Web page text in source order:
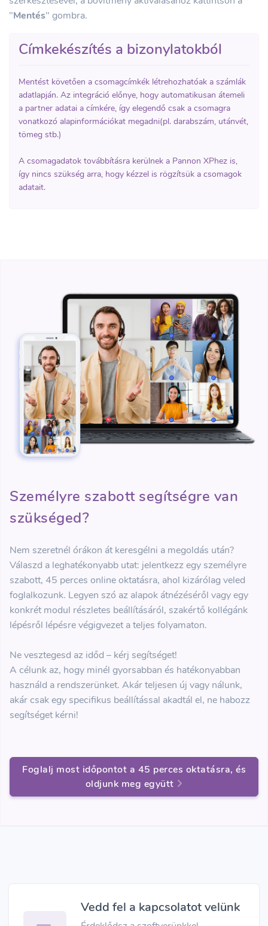
"Mentés" gombra.
Címkekészítés a bizonylatokból
Mentést követően a csomagcímkék létrehozhatóak a számlák
adatlapján. Az integráció előnye, hogy automatikusan átemeli
a partner adatai a címkére, így elegendő csak a csomagra
vonatkozó alapinformációkat megadni(pl. darabszám, utánvét,
tömeg stb.)
A csomagadatok továbbításra kerülnek a Pannon XPhez is,
így nincs szükség arra, hogy kézzel is rögzítsük a csomagok
adatait.
Személyre szabott segítségre van
szükséged?
Nem szeretnél órákon át keresgélni a megoldás után?
Válaszd a leghatékonyabb utat: jelentkezz egy személyre
szabott, 45 perces online oktatásra, ahol kizárólag veled
foglalkozunk. Legyen szó az alapok átnézéséről vagy egy
konkrét modul részletes beállításáról, szakértő kollégánk
lépésről lépésre végigvezet a teljes folyamaton.
Ne vesztegesd az időd – kérj segítséget!
A célunk az, hogy minél gyorsabban és hatékonyabban
használd a rendszerünket. Akár teljesen új vagy nálunk,
akár csak egy specifikus beállítással akadtál el, ne habozz
segítséget kérni!
Foglalj most időpontot a 45 perces oktatásra, és
oldjunk meg együtt
Vedd fel a kapcsolatot velünk